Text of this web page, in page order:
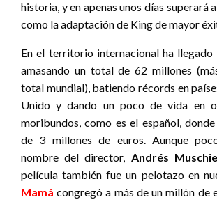
historia, y en apenas unos días superará a
como la adaptación de King de mayor
En el territorio internacional ha llegado
amasando un total de 62 millones
total mundial), batiendo récords en
Unido y dando un poco de vida en
moribundos, como es el español,
de 3 millones de euros. Aunque
nombre del director, Andrés
película también fue un pelotazo en
Mamá congregó a más de un millón de